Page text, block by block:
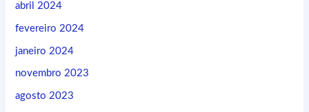
abril 2024
fevereiro 2024
janeiro 2024
novembro 2023
agosto 2023